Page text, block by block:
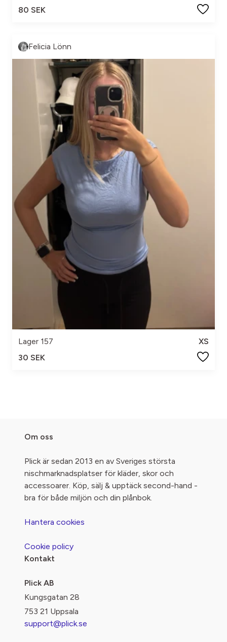
80 SEK
Felicia Lönn
Lager 157
XS
30 SEK
Om oss
Plick är sedan 2013 en av Sveriges största
nischmarknadsplatser för kläder, skor och
accessoarer. Köp, sälj & upptäck second-hand -
bra för både miljön och din plånbok.
Hantera cookies
Cookie policy
Kontakt
Plick AB
Kungsgatan 28
753 21 Uppsala
support@plick.se